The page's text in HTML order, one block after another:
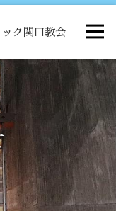
ク関口教会